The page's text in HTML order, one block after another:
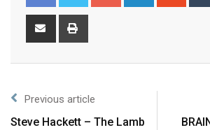
Previous article
Steve Hackett – The Lamb